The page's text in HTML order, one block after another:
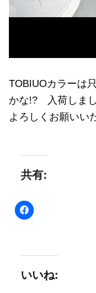
TOBIUOカラーは
かな!? 入荷しま
よろしくお願いい
共有:
いいね: